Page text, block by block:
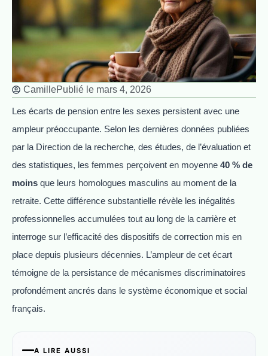
CamillePublié le mars 4, 2026
Les écarts de pension entre les sexes persistent avec une
ampleur préoccupante. Selon les dernières données publiées
par la Direction de la recherche, des études, de l’évaluation et
des statistiques, les femmes perçoivent en moyenne 40 % de
moins que leurs homologues masculins au moment de la
retraite. Cette différence substantielle révèle les inégalités
professionnelles accumulées tout au long de la carrière et
interroge sur l’efficacité des dispositifs de correction mis en
place depuis plusieurs décennies. L’ampleur de cet écart
témoigne de la persistance de mécanismes discriminatoires
profondément ancrés dans le système économique et social
français.
A LIRE AUSSI